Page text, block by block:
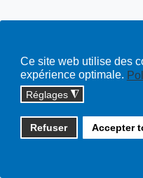
Ce site web utilise des
expérience optimale.
Réglages ◮
Refuser Accepter